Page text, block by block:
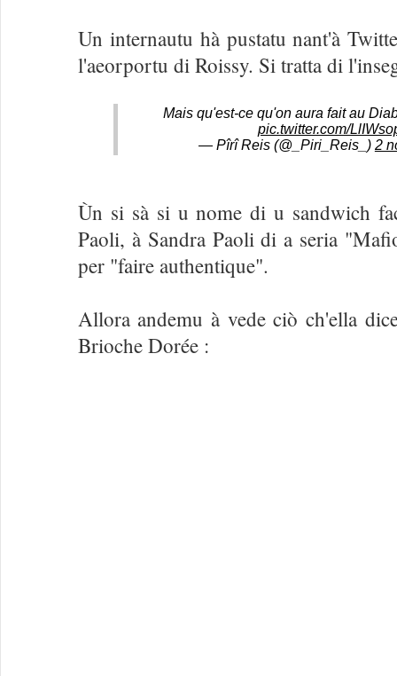
Un internautu hà pustatu nant'à
l'aeorportu di Roissy. Si tratta di
Mais qu'est-ce qu'on aura fait au
pic.twitter.com/
— Pîrî Reis (@_Piri_Reis_) 2
Ùn si sà si u nome di u sandwich
Paoli, à Sandra Paoli di a seria
per "faire authentique".
Allora andemu à vede ciò ch'ella
Brioche Dorée :